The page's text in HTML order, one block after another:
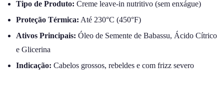
Tipo de Produto: Creme leave-in nutritivo (sem enxágue)
Proteção Térmica: Até 230°C (450°F)
Ativos Principais: Óleo de Semente de Babassu, Ácido Cítrico
e Glicerina
Indicação: Cabelos grossos, rebeldes e com frizz severo